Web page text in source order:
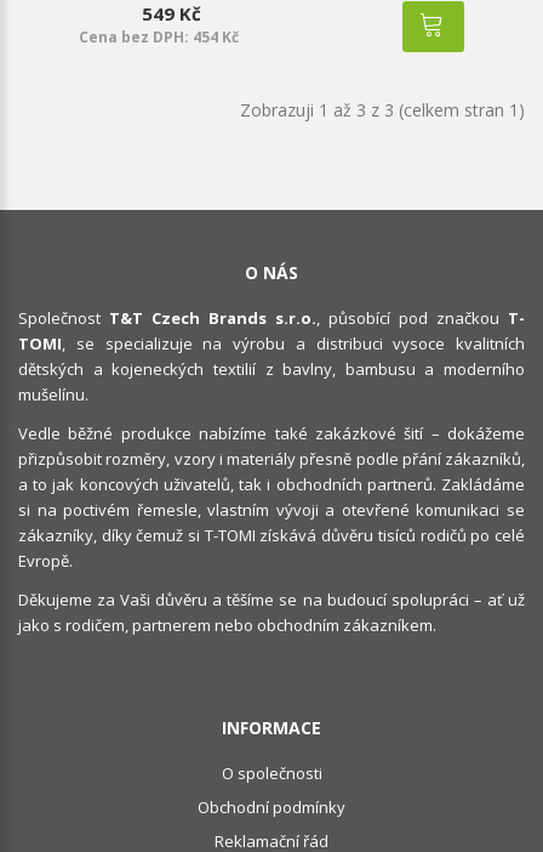
549 Kč
Cena bez DPH: 454 Kč
Zobrazuji 1 až 3 z 3 (celkem stran 1)
O NÁS
Společnost T&T Czech Brands s.r.o., působící pod značkou T-
TOMI, se specializuje na výrobu a distribuci vysoce kvalitních
dětských a kojeneckých textilií z bavlny, bambusu a moderního
mušelínu.
Vedle běžné produkce nabízíme také zakázkové šití – dokážeme
přizpůsobit rozměry, vzory i materiály přesně podle přání zákazníků,
a to jak koncových uživatelů, tak i obchodních partnerů. Zakládáme
si na poctivém řemesle, vlastním vývoji a otevřené komunikaci se
zákazníky, díky čemuž si T-TOMI získává důvěru tisíců rodičů po celé
Evropě.
Děkujeme za Vaši důvěru a těšíme se na budoucí spolupráci – ať už
jako s rodičem, partnerem nebo obchodním zákazníkem.
INFORMACE
O společnosti
Obchodní podmínky
Reklamační řád